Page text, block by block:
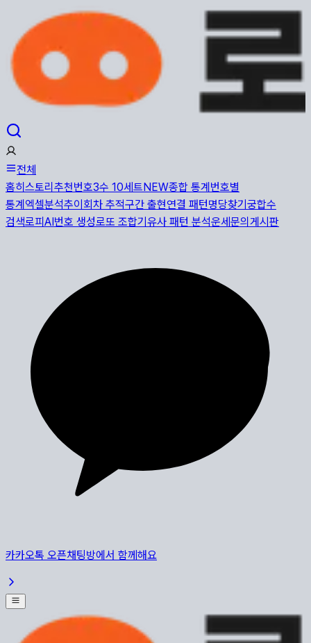
전체
홈히스토리 추천번호3수 10세트NEW종합 통계 번호별
통계 엑셀분석추이 회차 추적구간 출현연결 패턴명당찾기 궁합수
검색로피AI번호 생성로또 조합기 유사 패턴 분석운세 문의게시판
카카오톡 오픈채팅방에서 함께해요